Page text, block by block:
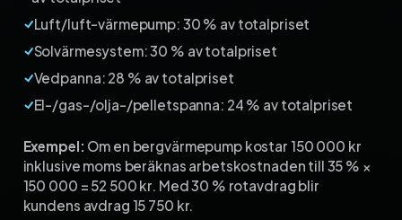
Luft/luft-värmepump: 30 % av totalpriset
Solvärmesystem: 30 % av totalpriset
Vedpanna: 28 % av totalpriset
El-/gas-/olja-/pelletspanna: 24 % av totalpriset
Exempel: Om en bergvärmepump kostar 150 000 kr
inklusive moms beräknas arbetskostnaden till 35 % ×
150 000 = 52 500 kr. Med 30 % rotavdrag blir
kundens avdrag 15 750 kr.